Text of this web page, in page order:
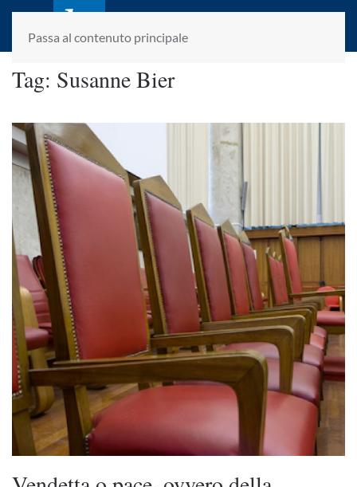
Passa al contenuto principale
laletteraturaenoi.it
fondato da Romano Luperini
Tag: Susanne Bier